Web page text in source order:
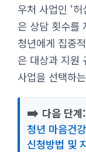
우처 사업인 ‘
은 상담 횟수를
청년에게 집중
은 대상과 지원
사업을 선택하
➡️ 다음 단계:
청년 마음건
신청방법 및